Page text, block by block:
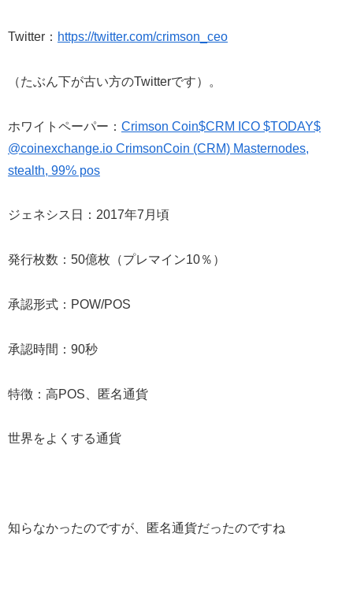
Twitter： https://twitter.com/crimson_ceo
（たぶん下が古い方のTwitterです）。
ホワイトペーパー： Crimson Coin$CRM ICO $TODAY$
@coinexchange.io CrimsonCoin (CRM) Masternodes,
stealth, 99% pos
ジェネシス日：2017年7月頃
発行枚数：50億枚（プレマイン10％）
承認形式：POW/POS
承認時間：90秒
特徴：高POS、匿名通貨
世界をよくする通貨
知らなかったのですが、匿名通貨だったのですね